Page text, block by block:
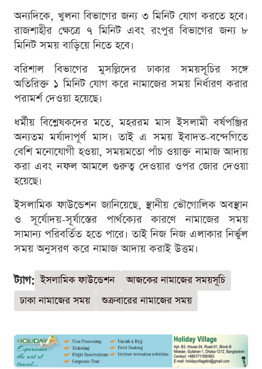
অন্যদিকে, খুলনা বিভাগের জন্য ৩ মিনিট যোগ করতে হবে।
রাজশাহীর ক্ষেত্রে ৭ মিনিট এবং রংপুর বিভাগের জন্য ৮
মিনিট সময় বাড়িয়ে নিতে হবে।
বরিশাল বিভাগের মুসল্লিদের ঢাকার সময়সূচির সঙ্গে
অতিরিক্ত ১ মিনিট যোগ করে নামাজের সময় নির্ধারণ করার
পরামর্শ দেওয়া হয়েছে।
ধর্মীয় বিশ্লেষকদের মতে, মহররম মাস ইসলামী বর্ষপঞ্জির
অন্যতম মর্যাদাপূর্ণ মাস। তাই এ সময় ইবাদত-বন্দেগিতে
বেশি মনোযোগী হওয়া, সময়মতো পাঁচ ওয়াক্ত নামাজ আদায়
করা এবং নফল আমলে গুরুত্ব দেওয়ার ওপর জোর দেওয়া
হয়েছে।
ইসলামিক ফাউন্ডেশন জানিয়েছে, স্থানীয় ভৌগোলিক অবস্থান
ও সূর্যোদয়-সূর্যাস্তের পার্থক্যের কারণে নামাজের সময়
সামান্য পরিবর্তিত হতে পারে। তাই নিজ নিজ এলাকার নির্ভুল
সময় অনুসরণ করে নামাজ আদায় করাই উত্তম।
ট্যাগ: ইসলামিক ফাউন্ডেশন
আজকের নামাজের সময়সূচি
ঢাকা নামাজের সময়
শুক্রবারের নামাজের সময়